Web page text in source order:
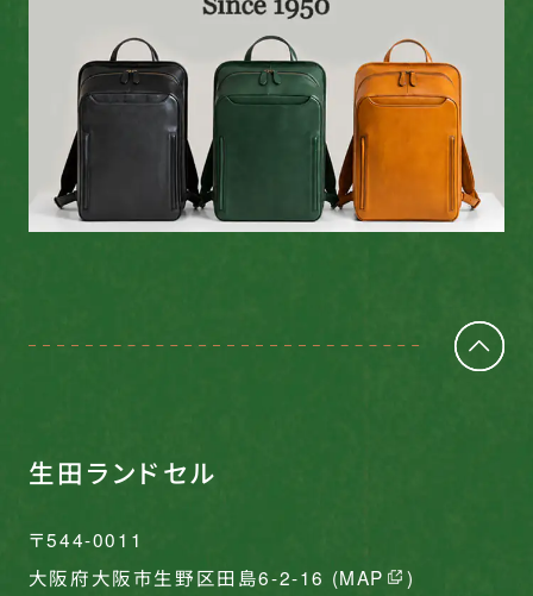
生田ランドセル
〒544-0011
大阪府大阪市生野区田島6-2-16 (MAP )